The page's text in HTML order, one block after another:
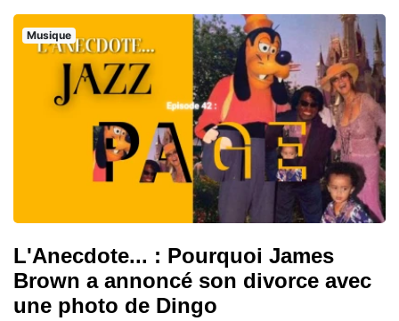
Musique
L'Anecdote... : Pourquoi James
Brown a annoncé son divorce avec
une photo de Dingo